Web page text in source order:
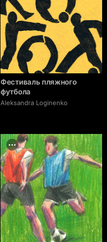
Фестиваль пляжного
футбола
Aleksandra Loginenko